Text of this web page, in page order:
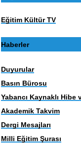
Eğitim Kültür TV
Haberler
Duyurular
Basın Bürosu
Yabancı Kaynaklı Hibe
Akademik Takvim
Dergi Mesajları
Milli Eğitim Şurası